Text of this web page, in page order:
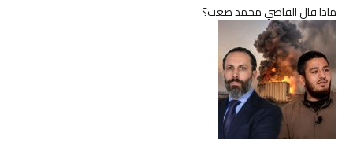
ماذا قال القاضي محمد صعب؟